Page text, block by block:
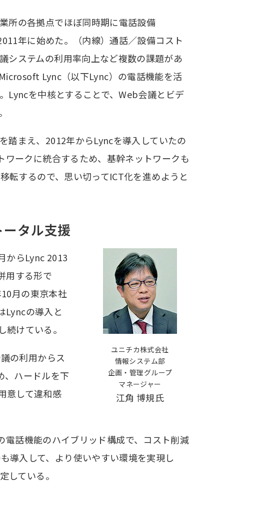
所の各拠点でほぼ同時期に電話設備
年に始めた。（内線）通話／設備コスト
システムの利用率向上など複数の課題があ
Lync（以下Lync）の電話機能を活
Lyncを中核とすることで、Web会議とビデ
踏まえ、2012年からLyncを導入していたの
ークに統合するため、基幹ネットワークも
転するので、思い切ってICT化を進めようと
タル支援
ユニチカ株式会社
情報システム部
企画・管理グループ
マネージャー
江角 博規氏
からLync 2013
用する形で
月の東京本社
Lyncの導入と
けている。
の利用からス
、ハードルを下
意して違和感
話機能のハイブリッド構成で、コスト削減
導入して、より使いやすい環境を実現し
している。